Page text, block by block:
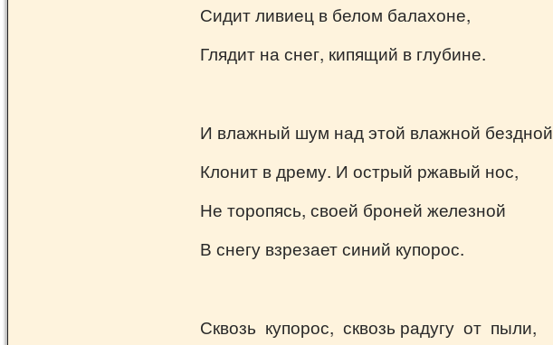
Сидит ливиец в белом балахоне,
Глядит на снег, кипящий в глубине.
И влажный шум над этой влажной бездной
Клонит в дрему. И острый ржавый нос,
Не торопясь, своей броней железной
В снегу взрезает синий купорос.
Сквозь купорос, сквозь радугу от пыли,